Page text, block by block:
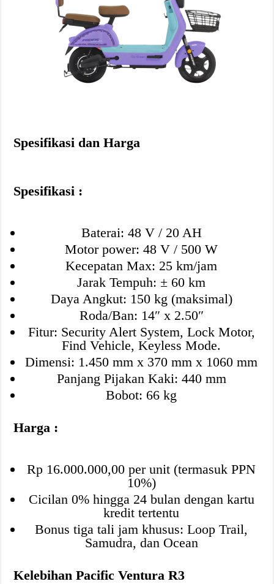
Spesifikasi dan Harga
Spesifikasi :
Baterai: 48 V / 20 AH
Motor power: 48 V / 500 W
Kecepatan Max: 25 km/jam
Jarak Tempuh: ± 60 km
Daya Angkut: 150 kg (maksimal)
Roda/Ban: 14″ x 2.50″
Fitur: Security Alert System, Lock Motor,
Find Vehicle, Keyless Mode.
Dimensi: 1.450 mm x 370 mm x 1060 mm
Panjang Pijakan Kaki: 440 mm
Bobot: 66 kg
Harga :
Rp 16.000.000,00 per unit (termasuk PPN
10%)
Cicilan 0% hingga 24 bulan dengan kartu
kredit tertentu
Bonus tiga tali jam khusus: Loop Trail,
Samudra, dan Ocean
Kelebihan Pacific Ventura R3